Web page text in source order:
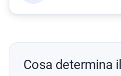
Cosa determina